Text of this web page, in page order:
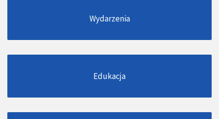
Wydarzenia
Edukacja